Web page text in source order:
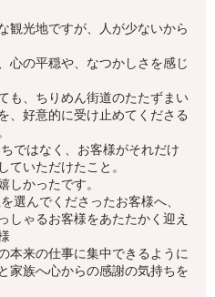
観光地ですが、人が少ないから
心の平穏や、なつかしさを感じ
も、ちりめん街道のたたずまい
、好意的に受け止めてくださる
ではなく、お客様がそれだけ
ていただけたこと。
しかったです。
選んでくださったお客様へ、
しゃるお客様をあたたかく迎え
本来の仕事に集中できるように
家族へ心からの感謝の気持ちを